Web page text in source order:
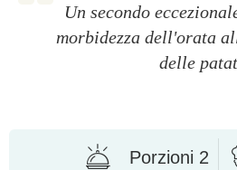
Un secondo
morbidezza dell'orata
delle
Porzioni 2